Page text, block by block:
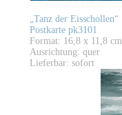
„Tanz der Eisschollen“
Postkarte pk3101
Format: 16,8 x 11,8 cm
Ausrichtung: quer
Lieferbar: sofort